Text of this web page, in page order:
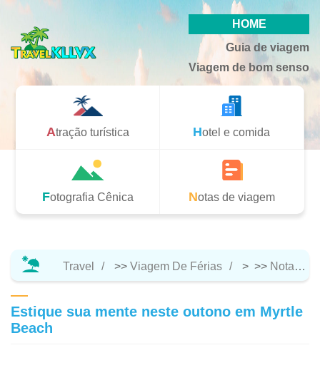
HOME
Guia de viagem
Viagem de bom senso
Atração turística Hotel e comida
Fotografia Cênica Notas de viagem
Travel >> Viagem De Férias > >> Notas De Viagem
Estique sua mente neste outono em Myrtle
Beach